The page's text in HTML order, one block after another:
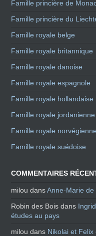
Famille princière de
Famille princière du
Famille royale belge
Famille royale britannique
Famille royale danoise
Famille royale espagnole
Famille royale hollandaise
Famille royale jordanienne
Famille royale norvégienne
Famille royale suédoise
COMMENTAIRES
milou dansAnne-Marie
Robin des Bois dans
études au pays
milou dans Nikolai et